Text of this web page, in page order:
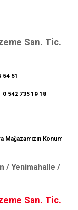
San. Tic.
54 51
0 542 735 19 18
Mağazamızın Konum
/ Yenimahalle /
San. Tic.